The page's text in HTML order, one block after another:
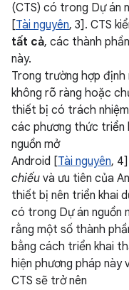
(CTS) có trong Dự án
[Tài nguyên, 3]. CTS
tất cả, các thành
này.
Trong trường hợp định
không rõ ràng hoặc
thiết bị có trách
các phương thức triển
nguồn mở
Android [Tài nguyên,
chiếu và ưu tiên của
thiết bị nên triển khai
có trong Dự án nguồn
rằng một số thành
bằng cách triển khai
hiện phương pháp này
CTS sẽ trở nên